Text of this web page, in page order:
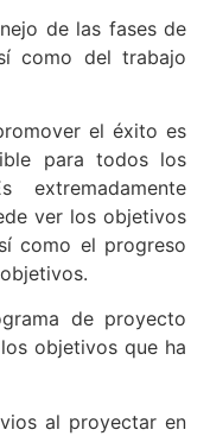
de las fases de
como del trabajo
el éxito es
para todos los
ver los objetivos
como el progreso
de proyecto
objetivos que ha
al proyectar en